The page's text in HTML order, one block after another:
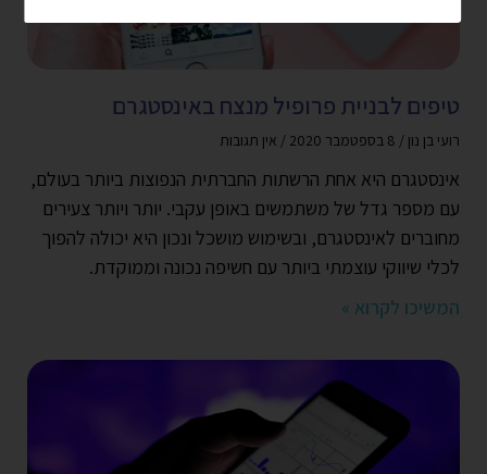
טיפים לבניית פרופיל מנצח באינסטגרם
רועי בן נון אין תגובות
אינסטגרם היא אחת הרשתות החברתית הנפוצות ביותר בעולם,
עם מספר גדל של משתמשים באופן עקבי. יותר ויותר צעירים
מחוברים לאינסטגרם, ובשימוש מושכל ונכון היא יכולה להפוך
לכלי שיווקי עוצמתי ביותר עם חשיפה נכונה וממוקדת.
המשיכו לקרוא »